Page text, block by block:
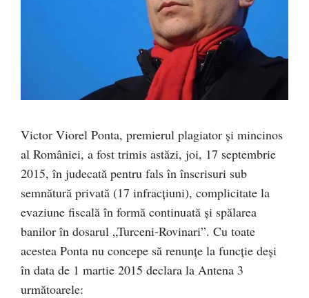
Victor Viorel Ponta, premierul plagiator și mincinos
al României, a fost trimis astăzi, joi, 17 septembrie
2015, în judecată pentru fals în înscrisuri sub
semnătură privată (17 infracţiuni), complicitate la
evaziune fiscală în formă continuată şi spălarea
banilor în dosarul „Turceni-Rovinari”. Cu toate
acestea Ponta nu concepe să renunțe la funcție deși
în data de 1 martie 2015 declara la Antena 3
următoarele: